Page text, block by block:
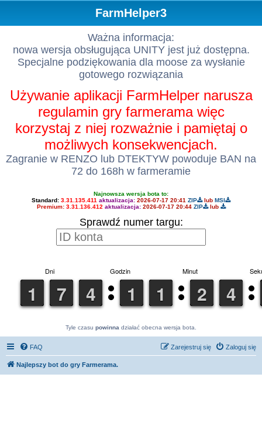
FarmHelper3
Ważna informacja:
nowa wersja obsługująca UNITY jest już dostępna.
Specjalne podziękowania dla moose za wysłanie
gotowego rozwiązania
Używanie aplikacji FarmHelper narusza
regulamin gry farmerama więc
korzystaj z niej rozważnie i pamiętaj o
możliwych konsekwencjach.
Zagranie w RENZO lub DTEKTYW powoduje BAN na
72 do 168h w farmeramie
Najnowsza wersja bota to:
Standard: 3.31.135.411 aktualizacja: 2026-07-17 20:41 ZIP lub MSI
Premium: 3.31.136.412 aktualizacja: 2026-07-17 20:44 ZIP lub
Sprawdź numer targu:
Tyle czasu powinna działać obecna wersja bota.
FAQ Zaloguj się
Zarejestruj się
Najlepszy bot do gry Farmerama.